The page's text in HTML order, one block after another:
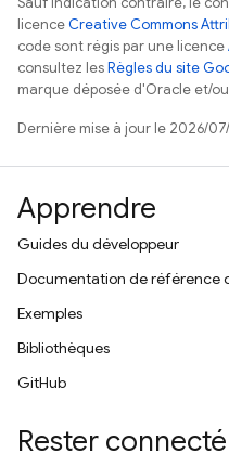
licenceCreative Commons
code sont régis par une licence
consultez lesRègles du site
marque déposée d'Oracle et/
Dernière mise à jour le 2026/
Apprendre
Guides du développeur
Documentation de référence
Exemples
Bibliothèques
GitHub
Rester connecté